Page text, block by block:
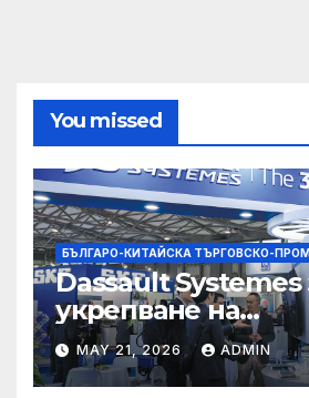
You missed
БЪЛГАРО-КИТАЙСКА ТЪРГОВСКО-
Dassault Systemes
укрепване на
изграждането на
екосистема в
MAY 21, 2026 ADMIN